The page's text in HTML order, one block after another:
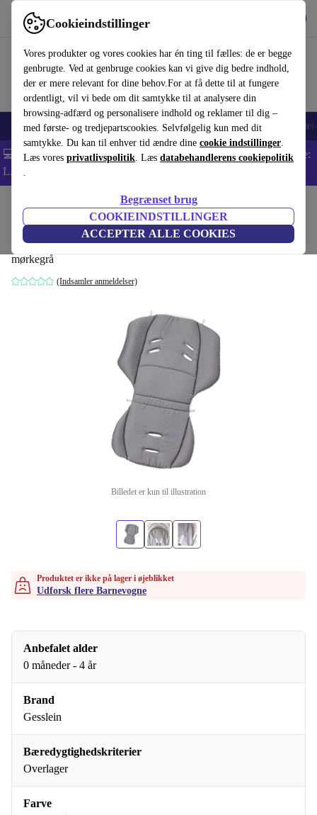
Cookieindstillinger
Vores produkter og vores cookies har én ting til fælles: de er begge
genbrugte. Ved at genbruge cookies kan vi give dig bedre indhold,
der er mere relevant for dine behov.For at få dette til at fungere
ordentligt, vil vi bede om dit samtykke til at analysere din
browsing-adfærd og personalisere indhold og reklamer til dig –
med første- og tredjepartscookies. Selvfølgelig kun med dit
samtykke. Du kan til enhver tid ændre dine cookie indstillinger.
Læs vores privatlivspolitik. Læs databehandlerens cookiepolitik
.
Begrænset brug
COOKIEINDSTILLINGER
ACCEPTER ALLE COOKIES
Brug refurbed hurtigt og nemt
Smartphones Bærbare Tablets Smartwatches Tilbehør
💻 Ekstra 5% rabat på alle MacBooks og bærbare computere - Kode:
LAPTOP5 -
Barnevogne & Klapvogne
Gesslein Loop 509 Sitzauflage
mørkegrå
(Indsamler anmeldelser)
Billedet er kun til illustration
Produktet er ikke på lager i øjeblikket
Udforsk flere Barnevogne
Anbefalet alder
0 måneder - 4 år
Brand
Gesslein
Bæredygtighedskriterier
Overlager
Farve